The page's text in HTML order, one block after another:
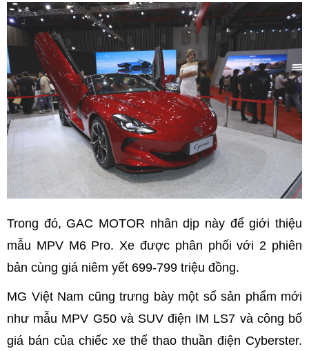
Trong đó, GAC MOTOR nhân dịp này để giới thiệu
mẫu MPV M6 Pro. Xe được phân phối với 2 phiên
bản cùng giá niêm yết 699-799 triệu đồng.
MG Việt Nam cũng trưng bày một số sản phẩm mới
như mẫu MPV G50 và SUV điện IM LS7 và công bố
giá bán của chiếc xe thể thao thuần điện Cyberster.